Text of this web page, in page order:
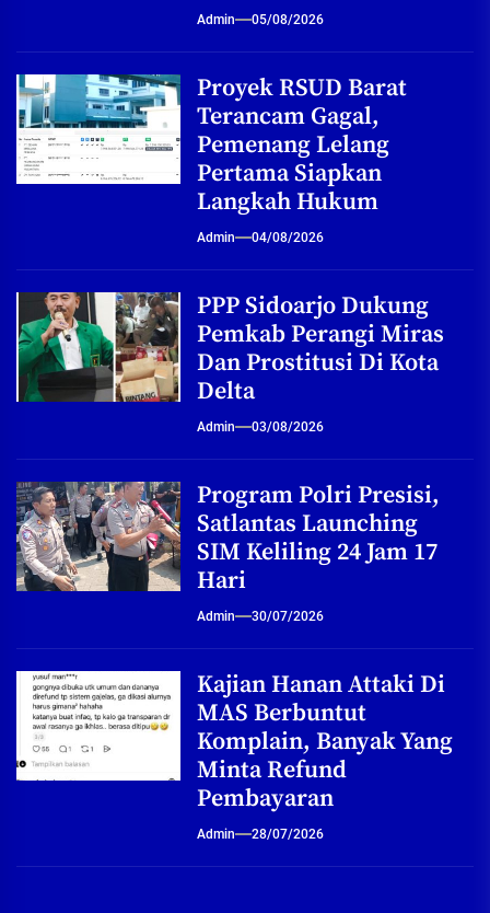
Admin 05/08/2026
Proyek RSUD Barat
Terancam Gagal,
Pemenang Lelang
Pertama Siapkan
Langkah Hukum
Admin 04/08/2026
PPP Sidoarjo Dukung
Pemkab Perangi Miras
Dan Prostitusi Di Kota
Delta
Admin 03/08/2026
Program Polri Presisi,
Satlantas Launching
SIM Keliling 24 Jam 17
Hari
Admin 30/07/2026
Kajian Hanan Attaki Di
MAS Berbuntut
Komplain, Banyak Yang
Minta Refund
Pembayaran
Admin 28/07/2026